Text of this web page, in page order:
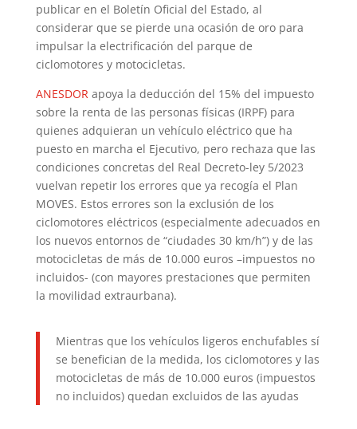
publicar en el Boletín Oficial del Estado, al
considerar que se pierde una ocasión de oro para
impulsar la electrificación del parque de
ciclomotores y motocicletas.
ANESDOR apoya la deducción del 15% del impuesto
sobre la renta de las personas físicas (IRPF) para
quienes adquieran un vehículo eléctrico que ha
puesto en marcha el Ejecutivo, pero rechaza que las
condiciones concretas del Real Decreto-ley 5/2023
vuelvan repetir los errores que ya recogía el Plan
MOVES. Estos errores son la exclusión de los
ciclomotores eléctricos (especialmente adecuados en
los nuevos entornos de “ciudades 30 km/h”) y de las
motocicletas de más de 10.000 euros –impuestos no
incluidos- (con mayores prestaciones que permiten
la movilidad extraurbana).
Mientras que los vehículos ligeros enchufables sí
se benefician de la medida, los ciclomotores y las
motocicletas de más de 10.000 euros (impuestos
no incluidos) quedan excluidos de las ayudas